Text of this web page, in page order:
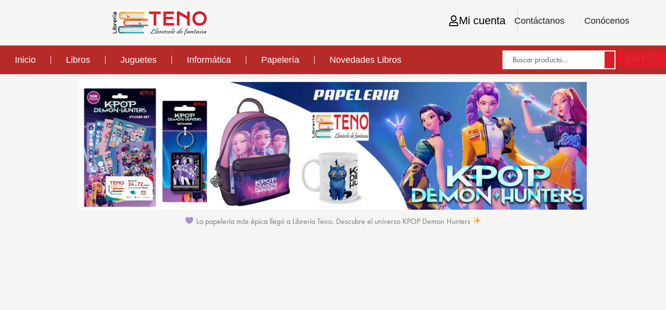
Contáctanos Conócenos
Mi cuenta
Inicio Libros Juguetes Informática Papelería Novedades Libros 0,00 €
La papelería más épica llegó a Librería Teno. Descubre el universo KPOP Demon Hunters